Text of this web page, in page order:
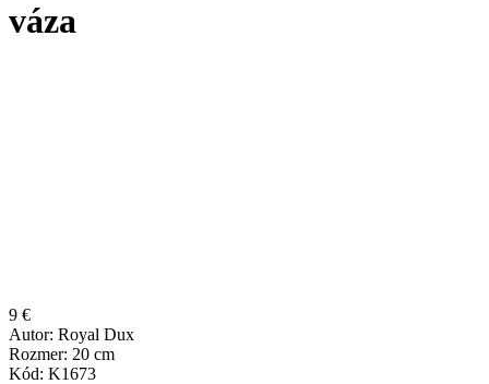
váza
9 €
Autor: Royal Dux
Rozmer: 20 cm
Kód: K1673